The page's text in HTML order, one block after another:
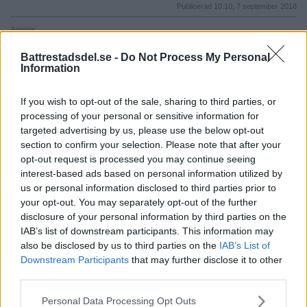
Battrestadsdel.se - Do Not Process My Personal
Information
If you wish to opt-out of the sale, sharing to third parties, or
processing of your personal or sensitive information for
targeted advertising by us, please use the below opt-out
section to confirm your selection. Please note that after your
opt-out request is processed you may continue seeing
interest-based ads based on personal information utilized by
us or personal information disclosed to third parties prior to
your opt-out. You may separately opt-out of the further
disclosure of your personal information by third parties on the
IAB’s list of downstream participants. This information may
also be disclosed by us to third parties on the IAB’s List of
Downstream Participants that may further disclose it to other
Please note that this website/app uses one or more Google
Personal Data Processing Opt Outs
Publicerad 10:10, 7 september 2018
Annons:
Annons:
Annons: